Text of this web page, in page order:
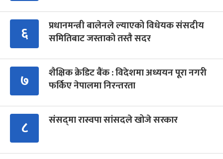
६
प्रधानमन्त्री बालेनले ल्याएको विधेयक संसदीय
समितिबाट जस्ताको तस्तै सदर
७
शैक्षिक क्रेडिट बैंक : विदेशमा अध्ययन पूरा नगरी
फर्किए नेपालमा निरन्तरता
८ संसद्‍मा रास्वपा सांसदले खोजे सरकार